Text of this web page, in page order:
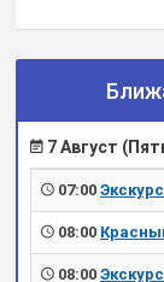
7 Август
07:00
08:00
08:00